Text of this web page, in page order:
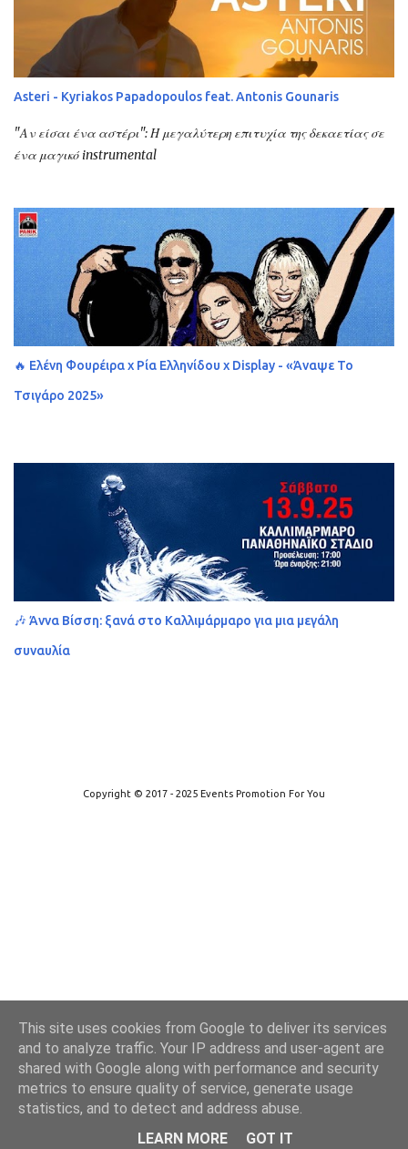
Asteri - Kyriakos Papadopoulos feat. Antonis Gounaris
"Αν είσαι ένα αστέρι": Η μεγαλύτερη επιτυχία της δεκαετίας σε
ένα μαγικό instrumental
🔥 Ελένη Φουρέιρα x Ρία Ελληνίδου x Display - «Άναψε Το
Τσιγάρο 2025»
🎶 Άννα Βίσση: ξανά στο Καλλιμάρμαρο για μια μεγάλη
συναυλία
Copyright © 2017 - 2025 Events Promotion For You
This site uses cookies from Google to deliver its services
and to analyze traffic. Your IP address and user-agent are
shared with Google along with performance and security
metrics to ensure quality of service, generate usage
statistics, and to detect and address abuse.
LEARN MORE
GOT IT